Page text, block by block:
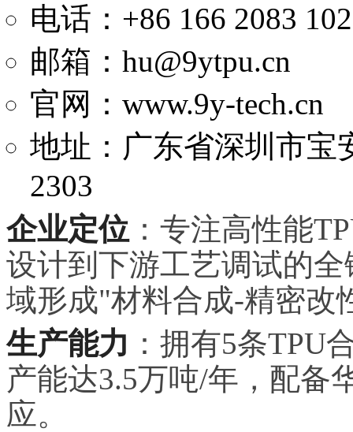
电话 ：+86 166 2083
邮箱：hu@9ytpu.cn
官网：www.9y-tech.cn
地址：广东省深圳市宝
2303
企业定位 ：专注高性能
设计到下游工艺调试的
域形成"材料合成-精密改
生产能力 ：拥有5条TPU
产能达3.5万吨/年，配备
应。